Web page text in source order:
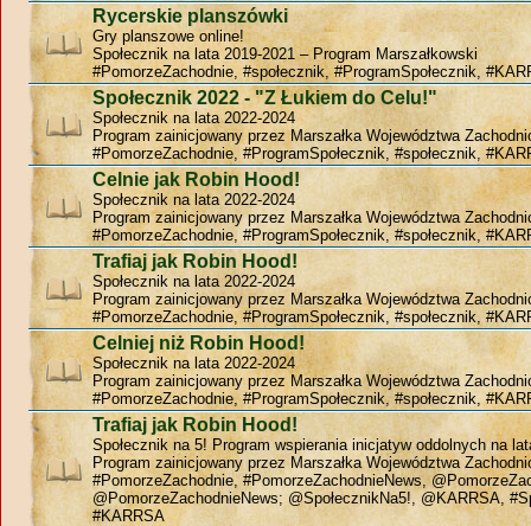
Rycerskie planszówki
Gry planszowe online!
Społecznik na lata 2019-2021 – Program Marszałkowski
#PomorzeZachodnie, #społecznik, #ProgramSpołecznik,
Społecznik 2022 - "Z Łukiem do Celu!"
Społecznik na lata 2022-2024
Program zainicjowany przez Marszałka Województwa
#PomorzeZachodnie, #ProgramSpołecznik, #społecznik,
Celnie jak Robin Hood!
Społecznik na lata 2022-2024
Program zainicjowany przez Marszałka Województwa
#PomorzeZachodnie, #ProgramSpołecznik, #społecznik,
Trafiaj jak Robin Hood!
Społecznik na lata 2022-2024
Program zainicjowany przez Marszałka Województwa
#PomorzeZachodnie, #ProgramSpołecznik, #społecznik,
Celniej niż Robin Hood!
Społecznik na lata 2022-2024
Program zainicjowany przez Marszałka Województwa
#PomorzeZachodnie, #ProgramSpołecznik, #społecznik,
Trafiaj jak Robin Hood!
Społecznik na 5! Program wspierania inicjatyw oddolnych na
Program zainicjowany przez Marszałka Województwa
#PomorzeZachodnie, #PomorzeZachodnieNews,
@PomorzeZachodnieNews; @SpołecznikNa5!, @KARRSA,
#KARRSA